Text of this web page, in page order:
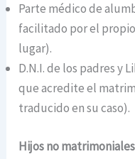
Parte médico de
facilitado por el
lugar).
D.N.I. de los padres y
que acredite el
traducido en su caso).
Hijos no